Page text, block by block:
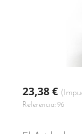
23,38 €
Referencia: 96